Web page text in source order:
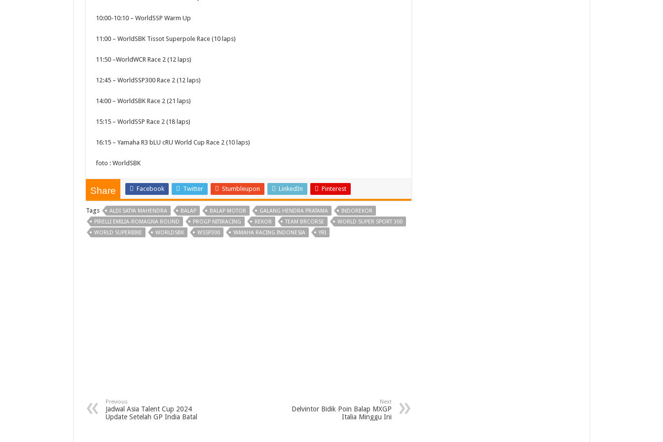
10:00-10:10 – WorldSSP Warm Up
11:00 – WorldSBK Tissot Superpole Race (10 laps)
11:50 –WorldWCR Race 2 (12 laps)
12:45 – WorldSSP300 Race 2 (12 laps)
14:00 – WorldSBK Race 2 (21 laps)
15:15 – WorldSSP Race 2 (18 laps)
16:15 – Yamaha R3 bLU cRU World Cup Race 2 (10 laps)
foto : WorldSBK
Share Facebook Twitter Stumbleupon LinkedIn Pinterest
Tags ALDI SATYA MAHENDRA BALAP BALAP MOTOR GALANG HENDRA PRATAMA
INDOREKOR
PIRELLI EMILIA-ROMAGNA ROUND
PROGP NITIRACING REKOR TEAM BRCORSE
WORLD SUPER SPORT 300
WORLD SUPERBIKE
WORLDSBK WSSP300 YAMAHA RACING INDONESIA YRI
Previous
Jadwal Asia Talent Cup 2024
Update Setelah GP India Batal
Next
Delvintor Bidik Poin Balap MXGP
Italia Minggu Ini